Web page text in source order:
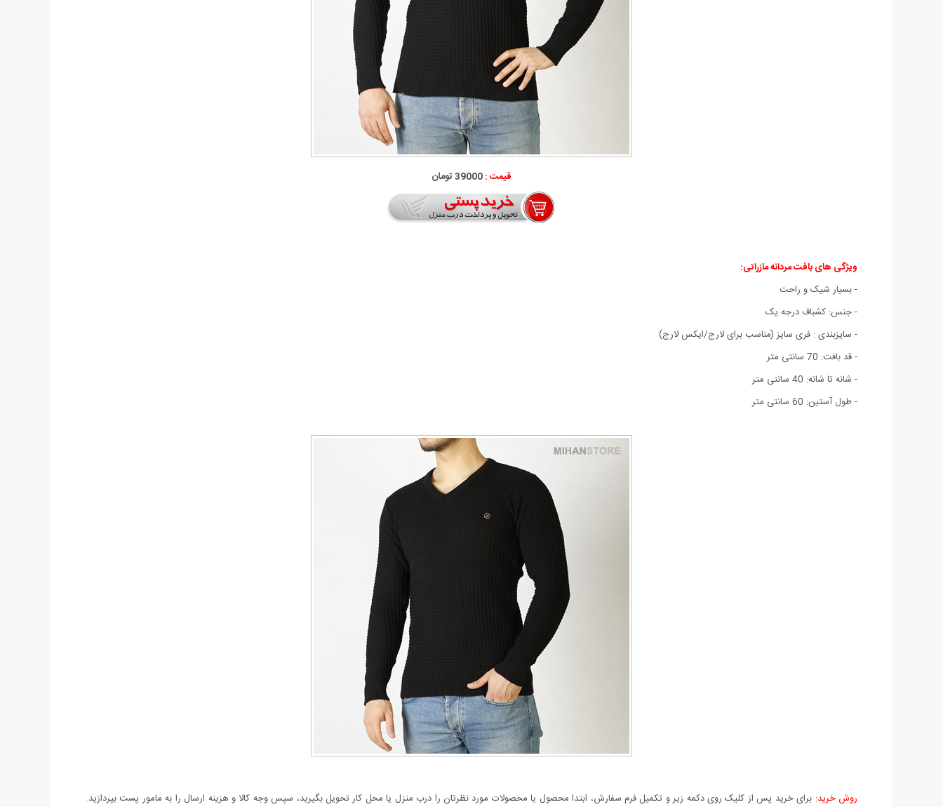
قیمت :39000 تومان
ویژگی هایبافت مردانه مازراتی:
- بسيار شيک و راحت
- جنس: کشباف درجه يک
- سايزبندی : فری سایز (مناسب برای لارج/ایکس لارج)
- قد بافت: 70 سانتی متر
- شانه تا شانه: 40 سانتی متر
- طول آستين: 60 سانتی متر
روش خرید: برای خرید پس از کلیک روی دکمه زیر و تکمیل فرم سفارش، ابتدا محصول یا محصولات مورد نظرتان را درب منزل یا محل کار تحویل بگیرید، سپس وجه کالا و هزینه ارسال را به مامور پست بپردازید.